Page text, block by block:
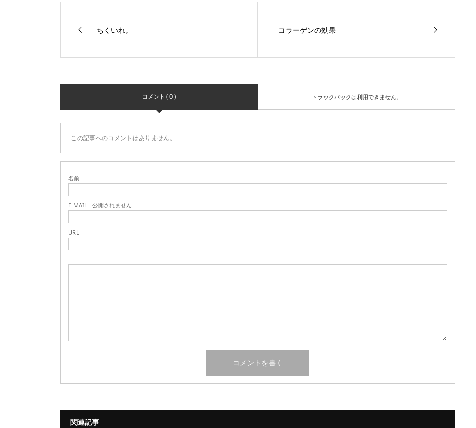
ちくいれ。 コラーゲンの効果
コメント ( 0 ) トラックバックは利用できません。
この記事へのコメントはありません。
名前
E-MAIL - 公開されません -
URL
関連記事